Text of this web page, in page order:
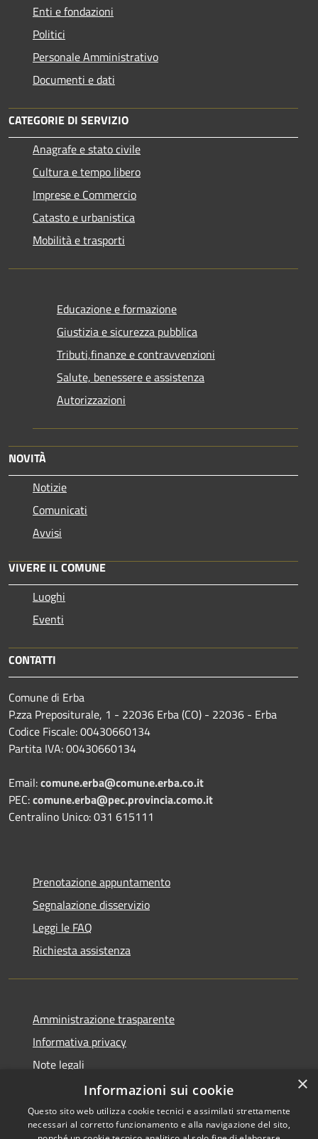
Enti e fondazioni
Politici
Personale Amministrativo
Documenti e dati
CATEGORIE DI SERVIZIO
Anagrafe e stato civile
Cultura e tempo libero
Imprese e Commercio
Catasto e urbanistica
Mobilità e trasporti
Educazione e formazione
Giustizia e sicurezza pubblica
Tributi,finanze e contravvenzioni
Salute, benessere e assistenza
Autorizzazioni
NOVITÀ
Notizie
Comunicati
Avvisi
VIVERE IL COMUNE
Luoghi
Eventi
CONTATTI
Comune di Erba
P.zza Prepositurale, 1 - 22036 Erba (CO) - 22036 - Erba
Codice Fiscale: 00430660134
Partita IVA: 00430660134
Email:comune.erba@comune.erba.co.it
PEC:comune.erba@pec.provincia.como.it
Centralino Unico: 031 615111
Prenotazione appuntamento
Segnalazione disservizio
Leggi le FAQ
Richiesta assistenza
Amministrazione trasparente
Informativa privacy
Note legali
Dichiarazione di accessibilità
×
Informazioni sui cookie
Questo sito web utilizza cookie tecnici e assimilati strettamente
necessari al corretto funzionamento e alla navigazione del sito,